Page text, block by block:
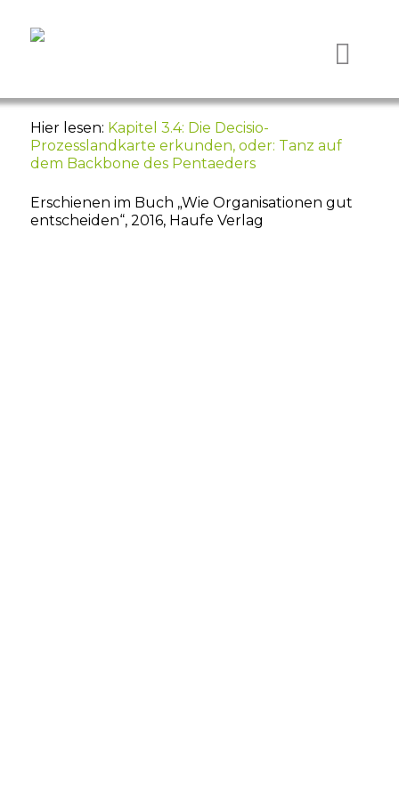
Hier lesen: Kapitel 3.4: Die Decisio-
Prozesslandkarte erkunden, oder: Tanz auf
dem Backbone des Pentaeders
Erschienen im Buch „Wie Organisationen gut
entscheiden“, 2016, Haufe Verlag